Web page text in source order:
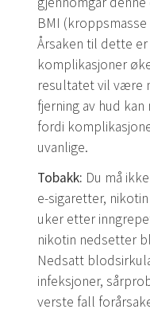
BMI
Årsaken til dette
komplikasjoner
resultatet vil være
fjerning av hud
fordi
uvanlige.
Tobakk: Du må
e-sigaretter,
uker etter
nikotin nedsetter
Nedsatt
infeksjoner,
verste fall